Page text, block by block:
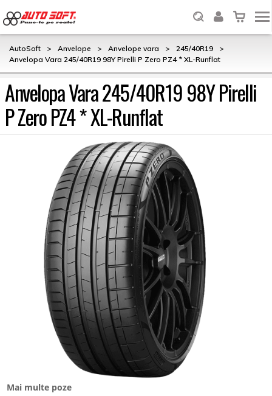
AutoSoft > Anvelope > Anvelope vara > 245/40R19
>
Anvelopa Vara 245/40R19 98Y Pirelli P Zero PZ4 * XL-Runflat
Anvelopa Vara 245/40R19 98Y Pirelli
P Zero PZ4 * XL-Runflat
Mai multe poze